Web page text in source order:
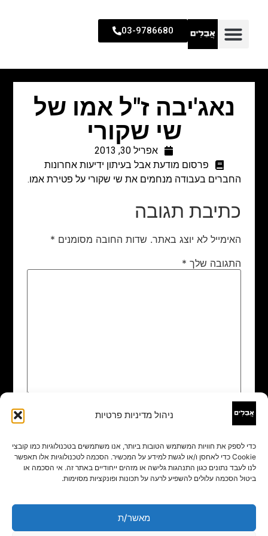
ניהול מדיניות פרטיות
כדי לספק את חוויות המשתמש הטובות ביותר, אנו משתמשים בטכנולוגיות כמו קובצי
Cookie כדי לאחסן ו/או לגשת למידע על המכשיר. הסכמה לטכנולוגיות אלו תאפשר
לנו לעבד נתונים כגון התנהגות גלישה או מזהים ייחודיים באתר זה. אי הסכמה או
ביטול הסכמה עלולים להשפיע לרעה על תכונות ופונקציות מסוימות.
מאשר/ת
03-9786680
נאג'יבה ז"ל אמו של
שי שקורי
אפריל 30, 2013
פרסום מודעת אבל בעיתון ידיעות אחרונות
החברים בעבודה מנחמים את שי שקורי על פטירת אמו.
כתיבת תגובה
האימייל לא יוצג באתר. שדות החובה מסומנים *
התגובה שלך *
שם
אימייל*